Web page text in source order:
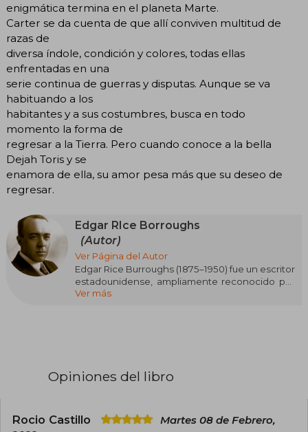
enigmática termina en el planeta Marte.
Carter se da cuenta de que allí conviven multitud de
razas de
diversa índole, condición y colores, todas ellas
enfrentadas en una
serie continua de guerras y disputas. Aunque se va
habituando a los
habitantes y a sus costumbres, busca en todo
momento la forma de
regresar a la Tierra. Pero cuando conoce a la bella
Dejah Toris y se
enamora de ella, su amor pesa más que su deseo de
regresar.
Edgar RIce Borroughs
(Autor)
Ver Página del Autor
Edgar Rice Burroughs (1875–1950) fue un escritor
estadounidense, ampliamente reconocido por
sus influyentes obras de aventura y ciencia
a numerosas secuelas, adaptaciones
Además de Tarzán, Burroughs creó otras sagas
Ver más
Opiniones del libro
Rocio Castillo
Martes 08 de Febrero,